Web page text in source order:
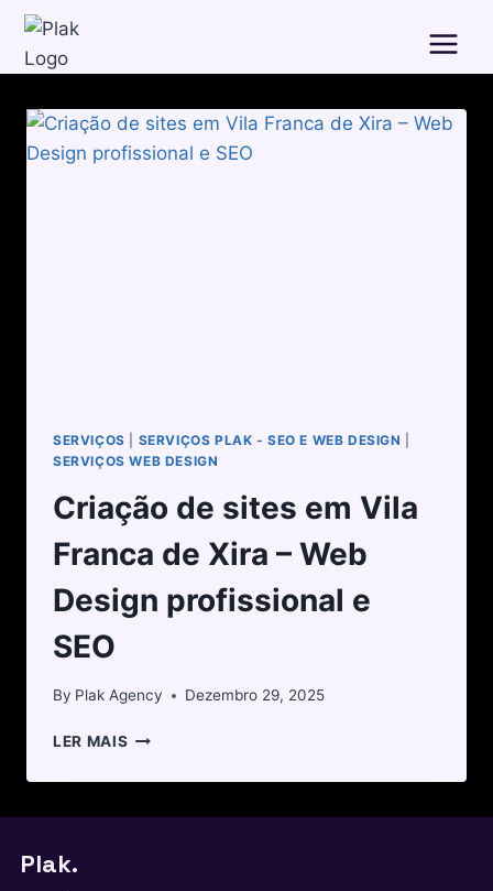
SERVIÇOS SERVIÇOS PLAK - SEO E WEB DESIGN
SERVIÇOS WEB DESIGN
Criação de sites em Vila
Franca de Xira – Web
Design profissional e
SEO
By Plak Agency Dezembro 29, 2025
LER MAIS
Plak.